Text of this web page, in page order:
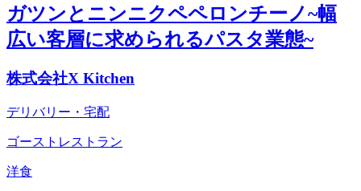
ガツンとニンニクペペロンチーノ~幅
広い客層に求められるパスタ業態~
株式会社X Kitchen
デリバリー・宅配
ゴーストレストラン
洋食